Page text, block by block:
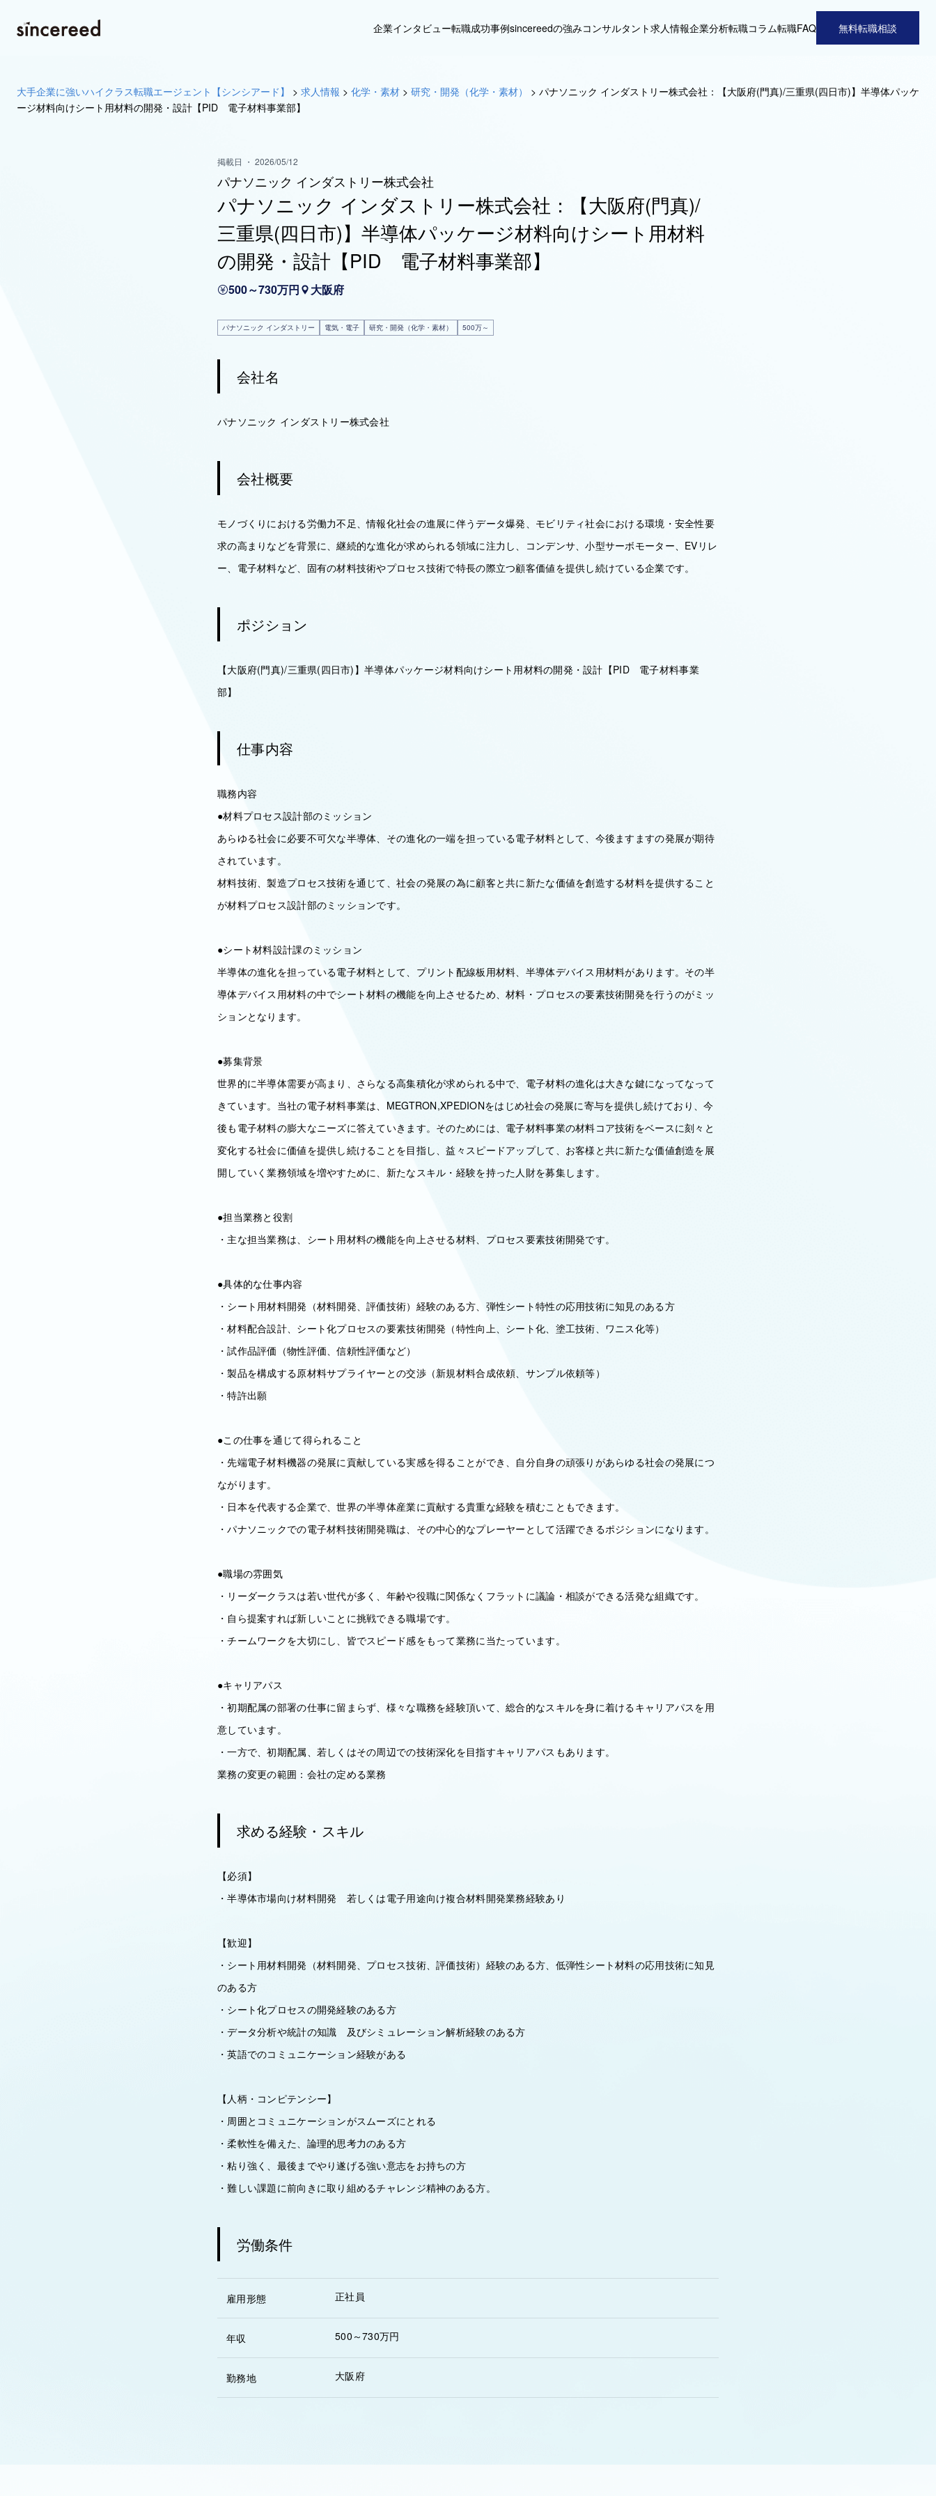
企業インタビュー転職成功事例sincereedの強みコンサルタント求人情報企業分析転職コラム転職FAQ 無料転職相談
大手企業に強いハイクラス転職エージェント【シンシアード】 > 求人情報 > 化学・素材 > 研究・開発（化学・素材） > パナソニック インダストリー株式会社：【大阪府(門真)/三重県(四日市)】半導体パッケ
ージ材料向けシート用材料の開発・設計【PID 電子材料事業部】
掲載日 ・ 2026/05/12
パナソニック インダストリー株式会社
パナソニック インダストリー株式会社：【大阪府(門真)/
三重県(四日市)】半導体パッケージ材料向けシート用材料
の開発・設計【PID 電子材料事業部】
500～730万円 大阪府
パナソニック インダストリー 電気・電子 研究・開発（化学・素材） 500万～
会社名
パナソニック インダストリー株式会社
会社概要
モノづくりにおける労働力不足、情報化社会の進展に伴うデータ爆発、モビリティ社会における環境・安全性要
求の高まりなどを背景に、継続的な進化が求められる領域に注力し、コンデンサ、小型サーボモーター、EVリレ
ー、電子材料など、固有の材料技術やプロセス技術で特長の際立つ顧客価値を提供し続けている企業です。
ポジション
【大阪府(門真)/三重県(四日市)】半導体パッケージ材料向けシート用材料の開発・設計【PID 電子材料事業
部】
仕事内容
職務内容
●材料プロセス設計部のミッション
あらゆる社会に必要不可欠な半導体、その進化の一端を担っている電子材料として、今後ますますの発展が期待
されています。
材料技術、製造プロセス技術を通じて、社会の発展の為に顧客と共に新たな価値を創造する材料を提供すること
が材料プロセス設計部のミッションです。
●シート材料設計課のミッション
半導体の進化を担っている電子材料として、プリント配線板用材料、半導体デバイス用材料があります。その半
導体デバイス用材料の中でシート材料の機能を向上させるため、材料・プロセスの要素技術開発を行うのがミッ
ションとなります。
●募集背景
世界的に半導体需要が高まり、さらなる高集積化が求められる中で、電子材料の進化は大きな鍵になってなって
きています。当社の電子材料事業は、MEGTRON,XPEDIONをはじめ社会の発展に寄与を提供し続けており、今
後も電子材料の膨大なニーズに答えていきます。そのためには、電子材料事業の材料コア技術をベースに刻々と
変化する社会に価値を提供し続けることを目指し、益々スピードアップして、お客様と共に新たな価値創造を展
開していく業務領域を増やすために、新たなスキル・経験を持った人財を募集します。
●担当業務と役割
・主な担当業務は、シート用材料の機能を向上させる材料、プロセス要素技術開発です。
●具体的な仕事内容
・シート用材料開発（材料開発、評価技術）経験のある方、弾性シート特性の応用技術に知見のある方
・材料配合設計、シート化プロセスの要素技術開発（特性向上、シート化、塗工技術、ワニス化等）
・試作品評価（物性評価、信頼性評価など）
・製品を構成する原材料サプライヤーとの交渉（新規材料合成依頼、サンプル依頼等）
・特許出願
●この仕事を通じて得られること
・先端電子材料機器の発展に貢献している実感を得ることができ、自分自身の頑張りがあらゆる社会の発展につ
ながります。
・日本を代表する企業で、世界の半導体産業に貢献する貴重な経験を積むこともできます。
・パナソニックでの電子材料技術開発職は、その中心的なプレーヤーとして活躍できるポジションになります。
●職場の雰囲気
・リーダークラスは若い世代が多く、年齢や役職に関係なくフラットに議論・相談ができる活発な組織です。
・自ら提案すれば新しいことに挑戦できる職場です。
・チームワークを大切にし、皆でスピード感をもって業務に当たっています。
●キャリアパス
・初期配属の部署の仕事に留まらず、様々な職務を経験頂いて、総合的なスキルを身に着けるキャリアパスを用
意しています。
・一方で、初期配属、若しくはその周辺での技術深化を目指すキャリアパスもあります。
業務の変更の範囲：会社の定める業務
求める経験・スキル
【必須】
・半導体市場向け材料開発 若しくは電子用途向け複合材料開発業務経験あり
【歓迎】
・シート用材料開発（材料開発、プロセス技術、評価技術）経験のある方、低弾性シート材料の応用技術に知見
のある方
・シート化プロセスの開発経験のある方
・データ分析や統計の知識 及びシミュレーション解析経験のある方
・英語でのコミュニケーション経験がある
【人柄・コンピテンシー】
・周囲とコミュニケーションがスムーズにとれる
・柔軟性を備えた、論理的思考力のある方
・粘り強く、最後までやり遂げる強い意志をお持ちの方
・難しい課題に前向きに取り組めるチャレンジ精神のある方。
労働条件
雇用形態 正社員
年収 500～730万円
勤務地 大阪府